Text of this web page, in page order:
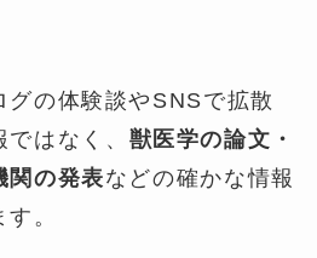
グの体験談やSNSで拡散
はなく、 獣医学の論文・
関の発表などの確かな情報
。